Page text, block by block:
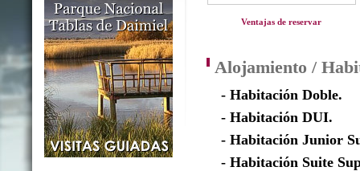
Ventajas de reservar
Alojamiento /
- Habitación Doble.
- Habitación DUI.
- Habitación Junior
- Habitación Suite